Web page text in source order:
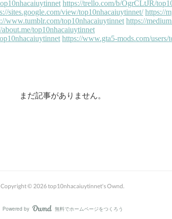
まだ記事がありません。
Copyright © 2026top10nhacaiuytinnet's Ownd.
Powered by AmebaOwnd
無料でホームページをつくろう